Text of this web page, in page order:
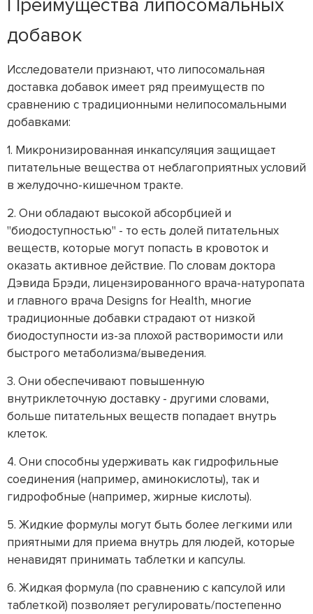
Преимущества липосомальных
добавок
Исследователи признают, что липосомальная
доставка добавок имеет ряд преимуществ по
сравнению с традиционными нелипосомальными
добавками:
1. Микронизированная инкапсуляция защищает
питательные вещества от неблагоприятных условий
в желудочно-кишечном тракте.
2. Они обладают высокой абсорбцией и
"биодоступностью" - то есть долей питательных
веществ, которые могут попасть в кровоток и
оказать активное действие. По словам доктора
Дэвида Брэди, лицензированного врача-натуропата
и главного врача Designs for Health, многие
традиционные добавки страдают от низкой
биодоступности из-за плохой растворимости или
быстрого метаболизма/выведения.
3. Они обеспечивают повышенную
внутриклеточную доставку - другими словами,
больше питательных веществ попадает внутрь
клеток.
4. Они способны удерживать как гидрофильные
соединения (например, аминокислоты), так и
гидрофобные (например, жирные кислоты).
5. Жидкие формулы могут быть более легкими или
приятными для приема внутрь для людей, которые
ненавидят принимать таблетки и капсулы.
6. Жидкая формула (по сравнению с капсулой или
таблеткой) позволяет регулировать/постепенно